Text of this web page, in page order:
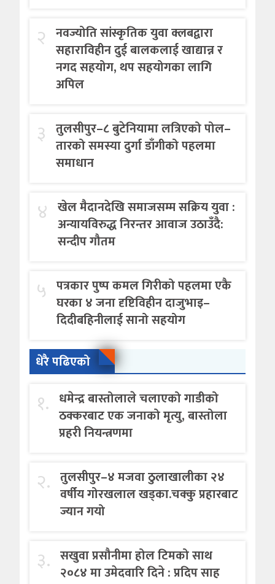
२ नवज्योति सांस्कृतिक युवा क्लबद्वारा
सहाराविहीन दुई बालकलाई खाद्यान्न र
नगद सहयोग, थप सहयोगका लागि
अपिल
३ तुलसीपुर–८ बुटेनियामा लत्रिएको पोल–
तारको समस्या दुर्गा डाँगीको पहलमा
समाधान
४ खेल मैदानदेखि समाजसम्म सक्रिय युवा :
अन्यायविरुद्ध निरन्तर आवाज उठाउँदै:
सन्दीप गौतम
५ पत्रकार पुष्प कमल गिरीको पहलमा एकै
घरका ४ जना दृष्टिविहीन दाजुभाइ–
दिदीबहिनीलाई सानो सहयोग
धेरै पढिएको
१. धमेन्द्र बास्तोलाले चलाएको गाडीको
ठक्करबाट एक जनाको मृत्यु, बास्तोला
प्रहरी नियन्त्रणमा
२. तुलसीपुर–४ मजवा ठुलाखालीका २४
वर्षीय गोरखलाल खड्का.चक्कु प्रहारबाट
ज्यान गयो
३. सखुवा प्रसौनीमा होल टिमको साथ
२०८४ मा उमेदवारि दिने : प्रदिप साह